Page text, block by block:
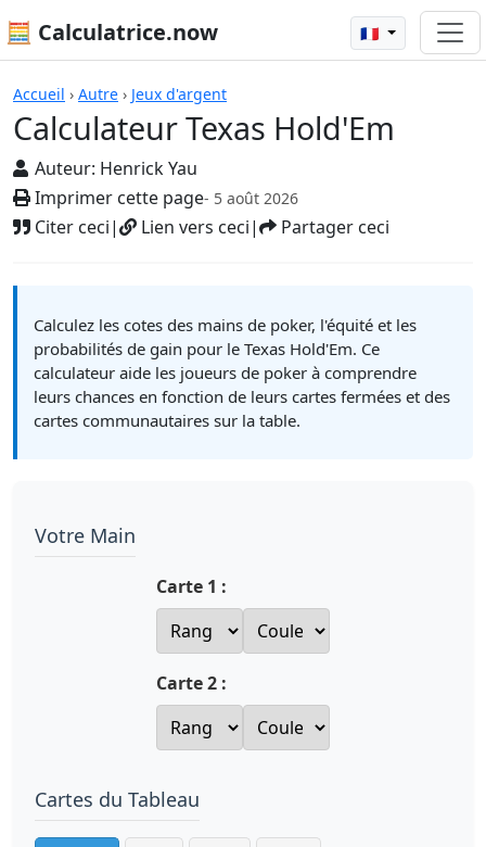
🧮 Calculatrice.now 🇫🇷
Accueil › Autre › Jeux d'argent
Calculateur Texas Hold'Em
Auteur: Henrick Yau
Imprimer cette page- 5 août 2026
Citer ceci| Lien vers ceci| Partager ceci
Calculatrices
Calculez les cotes des mains de poker, l'équité et les
probabilités de gain pour le Texas Hold'Em. Ce
calculateur aide les joueurs de poker à comprendre
leurs chances en fonction de leurs cartes fermées et des
cartes communautaires sur la table.
Votre Main
Carte 1 :
Carte 2 :
Cartes du Tableau